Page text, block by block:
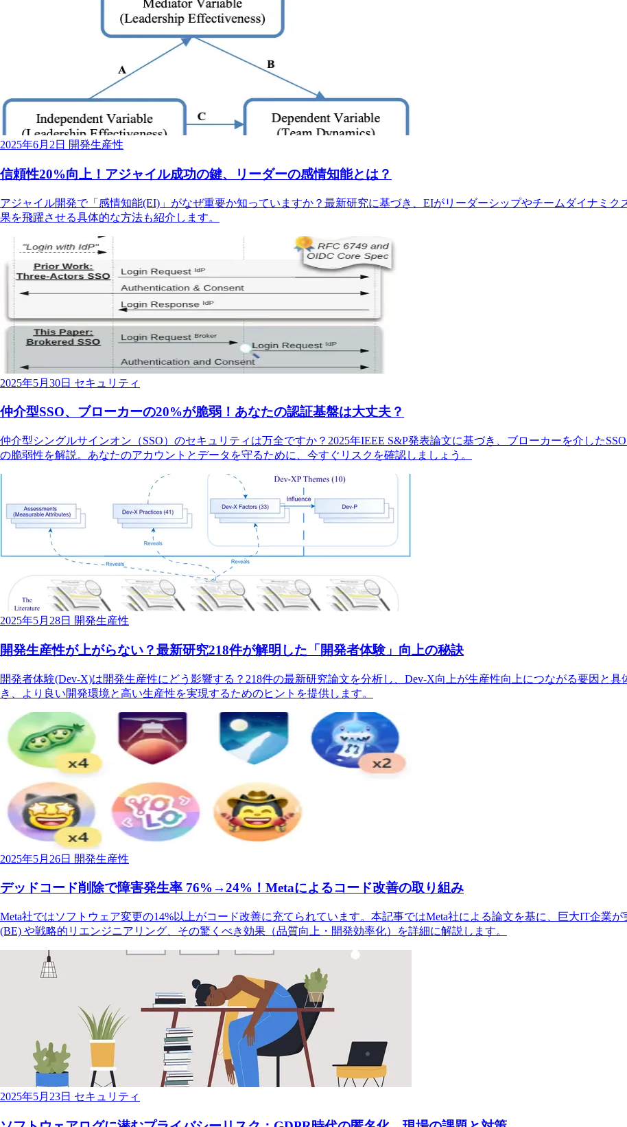
2025年6月2日 開発生産性
信頼性20%向上！アジャイル成功の鍵、リーダーの感情知能とは？
アジャイル開発で「感情知能(EI)」がなぜ重要か知っていますか？最新研究に基づき、EIがリーダーシップやチームダイナミ
果を飛躍させる具体的な方法も紹介します。
2025年5月30日 セキュリティ
仲介型SSO、ブローカーの20%が脆弱！あなたの認証基盤は大丈夫？
仲介型シングルサインオン（SSO）のセキュリティは万全ですか？2025年IEEE S&P発表論文に基づき、ブローカーを介した
の脆弱性を解説。あなたのアカウントとデータを守るために、今すぐリスクを確認しましょう。
2025年5月28日 開発生産性
開発生産性が上がらない？最新研究218件が解明した「開発者体験」向上の秘訣
開発者体験(Dev-X)は開発生産性にどう影響する？218件の最新研究論文を分析し、Dev-X向上が生産性向上につながる要因と
き、より良い開発環境と高い生産性を実現するためのヒントを提供します。
2025年5月26日 開発生産性
デッドコード削除で障害発生率 76%→24%！Metaによるコード改善の取り組み
Meta社ではソフトウェア変更の14%以上がコード改善に充てられています。本記事ではMeta社による論文を基に、巨大IT企業
(BE) や戦略的リエンジニアリング、その驚くべき効果（品質向上・開発効率化）を詳細に解説します。
2025年5月23日 セキュリティ